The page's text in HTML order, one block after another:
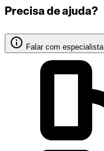
Precisa de ajuda?
Falar com especialista